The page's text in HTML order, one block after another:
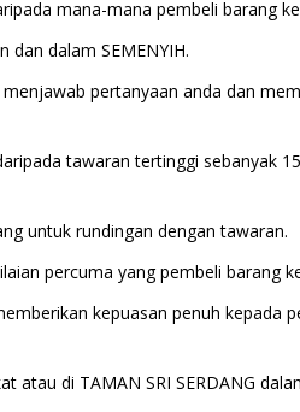
mana-mana pembeli barang
dan dalam SEMENYIH.
pertanyaan anda dan
tawaran tertinggi sebanyak
untuk rundingan dengan tawaran.
percuma yang pembeli barang
kepuasan penuh kepada
atau di TAMAN SRI SERDANG